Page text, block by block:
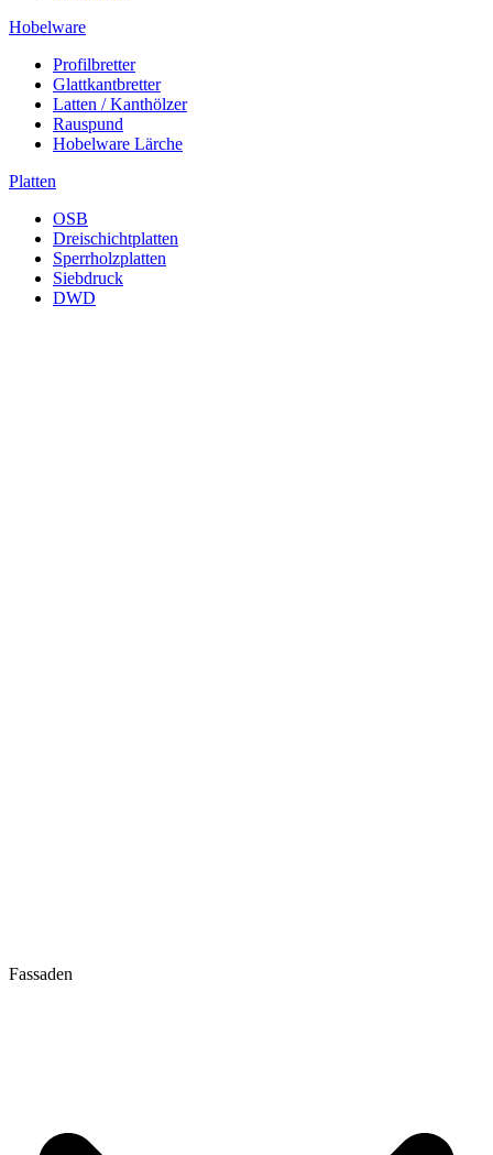
Hobelware
Profilbretter
Glattkantbretter
Latten / Kanthölzer
Rauspund
Hobelware Lärche
Platten
OSB
Dreischichtplatten
Sperrholzplatten
Siebdruck
DWD
Fassaden